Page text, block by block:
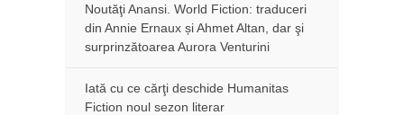
Noutăţi Anansi. World Fiction: traduceri
din Annie Ernaux și Ahmet Altan, dar şi
surprinzătoarea Aurora Venturini
Iată cu ce cărţi deschide Humanitas
Fiction noul sezon literar